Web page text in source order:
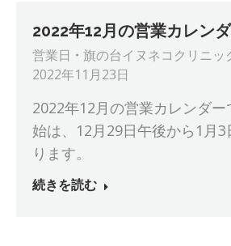
2022年12月の営業カレンダ
営業日 旗の台イヌネコクリニッ
2022年11月23日
2022年12月の営業カレンダ
始は、12月29日午後から1月
ります。
続きを読む